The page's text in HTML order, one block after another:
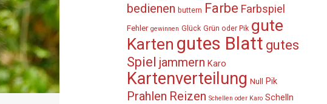
bedienen buttern Farbe Farbspiel
Fehler gewinnen Glück Grün oder Pik gute
Karten gutes Blatt gutes
Spiel jammern Karo
Kartenverteilung Null Pik
Prahlen Reizen Schellen oder Karo Schelln